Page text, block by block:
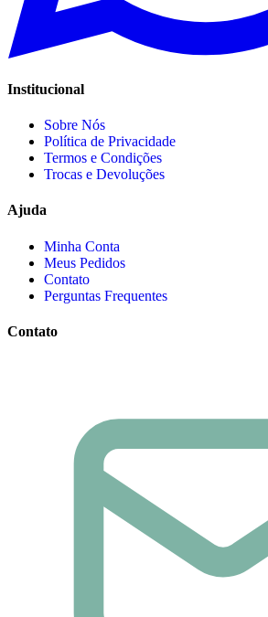
Institucional
Sobre Nós
Política de Privacidade
Termos e Condições
Trocas e Devoluções
Ajuda
Minha Conta
Meus Pedidos
Contato
Perguntas Frequentes
Contato